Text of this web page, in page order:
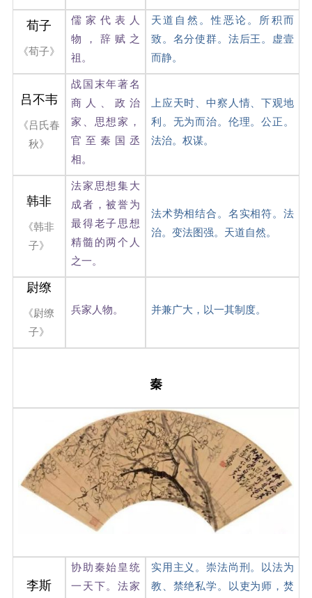
荀子
《荀子》
儒家代表人
物，辞赋之
祖。
天道自然。性恶论。所积而
致。名分使群。法后王。虚壹
而静。
吕不韦
《吕氏春
秋》
战国末年著名
商人、政治
家、思想家，
官至秦国丞
相。
上应天时、中察人情、下观地
利。无为而治。伦理。公正。
法治。权谋。
韩非
《韩非
子》
法家思想集大
成者，被誉为
最得老子思想
精髓的两个人
之一。
法术势相结合。名实相符。法
治。变法图强。天道自然。
尉缭
《尉缭
子》
兵家人物。 并兼广大，以一其制度。
秦
李斯
协助秦始皇统
一天下。法家
实用主义。崇法尚刑。以法为
教、禁绝私学。以吏为师，焚